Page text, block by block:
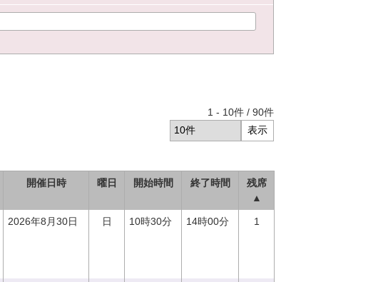
1 - 10件 / 90件
開催日時 曜日 開始時間 終了時間
残席
▲
2026年8月30日 日 10時30分 14時00分 1